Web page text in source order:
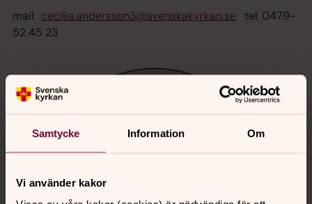
Samtycke Information Om
Vi använder kakor
mail: cecilia.andersson3@svenskakyrkan.se tel. 0479-
52 45 23